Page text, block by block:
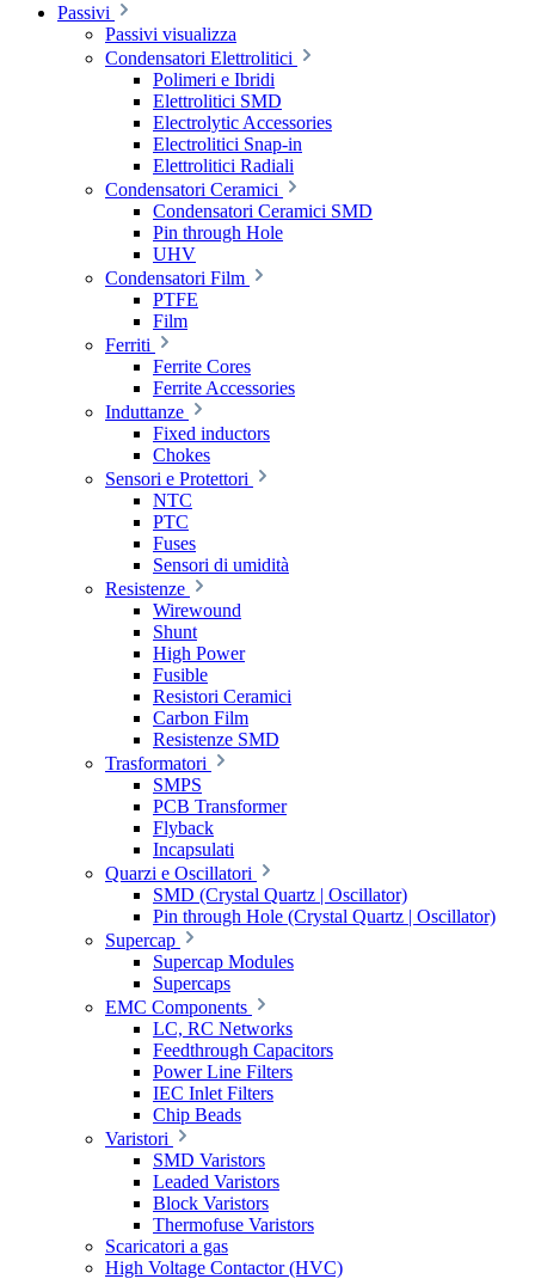
Passivi
Passivi visualizza
Condensatori Elettrolitici
Polimeri e Ibridi
Elettrolitici SMD
Electrolytic Accessories
Electrolitici Snap-in
Elettrolitici Radiali
Condensatori Ceramici
Condensatori Ceramici SMD
Pin through Hole
UHV
Condensatori Film
PTFE
Film
Ferriti
Ferrite Cores
Ferrite Accessories
Induttanze
Fixed inductors
Chokes
Sensori e Protettori
NTC
PTC
Fuses
Sensori di umidità
Resistenze
Wirewound
Shunt
High Power
Fusible
Resistori Ceramici
Carbon Film
Resistenze SMD
Trasformatori
SMPS
PCB Transformer
Flyback
Incapsulati
Quarzi e Oscillatori
SMD (Crystal Quartz | Oscillator)
Pin through Hole (Crystal Quartz | Oscillator)
Supercap
Supercap Modules
Supercaps
EMC Components
LC, RC Networks
Feedthrough Capacitors
Power Line Filters
IEC Inlet Filters
Chip Beads
Varistori
SMD Varistors
Leaded Varistors
Block Varistors
Thermofuse Varistors
Scaricatori a gas
High Voltage Contactor (HVC)